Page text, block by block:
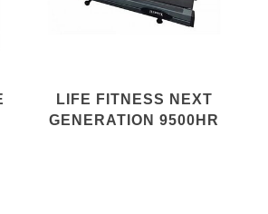
LIFE FITNESS NEXT
GENERATION 9500HR